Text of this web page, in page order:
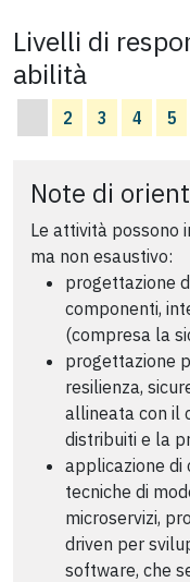
Livelli di
abilità
2 3 4 5
Note di
Le attività possono
ma non esaustivo:
progettazione
componenti,
(compresa la
progettazione
resilienza,
allineata con il
distribuiti e la
applicazione di
tecniche di
microservizi,
driven per
software, che